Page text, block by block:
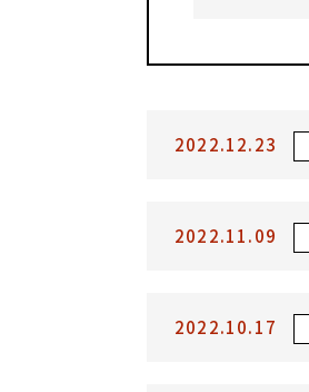
2022.12.23
2022.11.09
2022.10.17